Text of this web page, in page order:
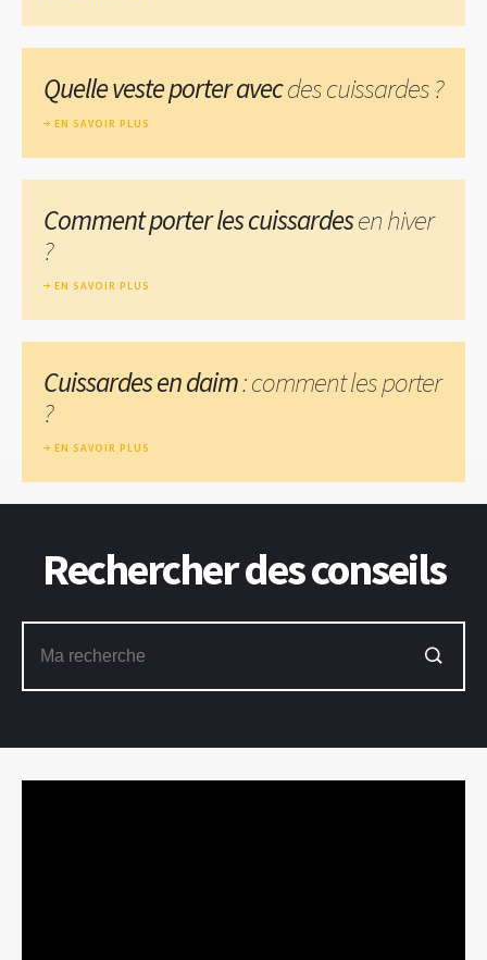
Quelle veste porter avecdes cuissardes ?
EN SAVOIR PLUS
Comment porter les cuissardesen hiver
?
EN SAVOIR PLUS
Cuissardes en daim: comment les porter
?
EN SAVOIR PLUS
Rechercher des conseils